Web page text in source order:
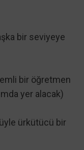
bir seviyeye
bir öğretmen
yer alacak)
ürkütücü bir